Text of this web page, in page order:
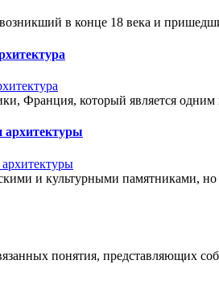
в конце 18 века и
Франция, который является
архитектуры
и культурными памятниками, но
понятия, представляющих